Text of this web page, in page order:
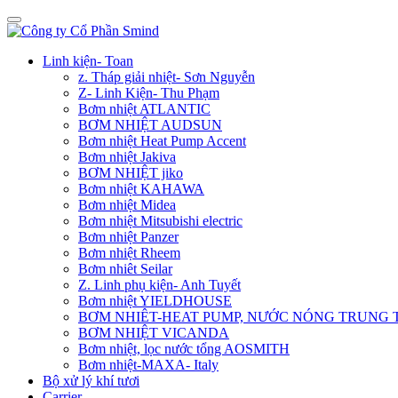
Linh kiện- Toan
z. Tháp giải nhiệt- Sơn Nguyễn
Z- Linh Kiện- Thu Phạm
Bơm nhiệt ATLANTIC
BƠM NHIỆT AUDSUN
Bơm nhiệt Heat Pump Accent
Bơm nhiệt Jakiva
BƠM NHIỆT jiko
Bơm nhiệt KAHAWA
Bơm nhiệt Midea
Bơm nhiệt Mitsubishi electric
Bơm nhiệt Panzer
Bơm nhiệt Rheem
Bơm nhiêt Seilar
Z. Linh phụ kiện- Anh Tuyết
Bơm nhiệt YIELDHOUSE
BƠM NHIÊT-HEAT PUMP, NƯỚC NÓNG TRUNG
BƠM NHIỆT VICANDA
Bơm nhiệt, lọc nước tổng AOSMITH
Bơm nhiệt-MAXA- Italy
Bộ xử lý khí tươi